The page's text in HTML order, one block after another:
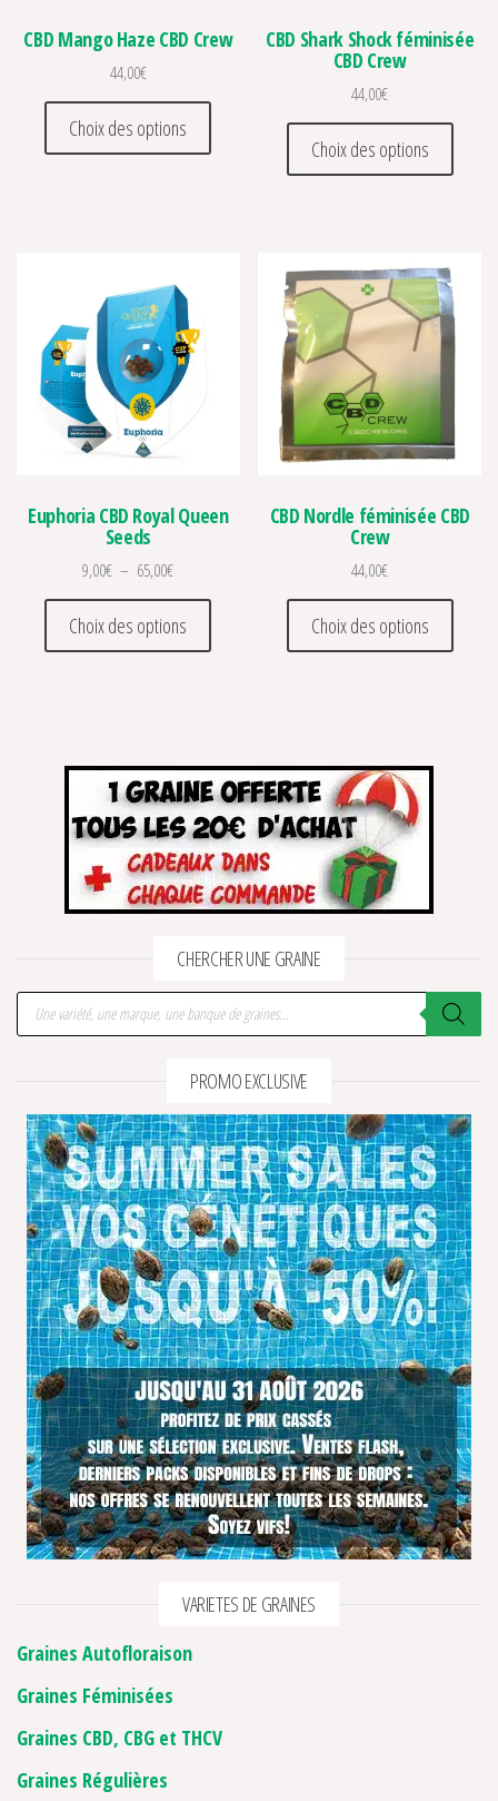
CBD Mango Haze CBD Crew
44,00€
Choix des options
Ce produit a plusieurs variations. Les
CBD Shark Shock féminisée
CBD Crew
44,00€
Choix des options
Ce
Euphoria CBD Royal Queen
Seeds
9,00€ – 65,00€Plage de prix : 9,00€ à 65,00€
Choix des options
Ce produit a plusieurs variations. Les
CBD Nordle féminisée CBD
Crew
44,00€
Choix des options
Ce
CHERCHER UNE GRAINE
Recherche de produits
PROMO EXCLUSIVE
VARIETES DE GRAINES
Graines Autofloraison
Graines Féminisées
Graines CBD, CBG et THCV
Graines Régulières